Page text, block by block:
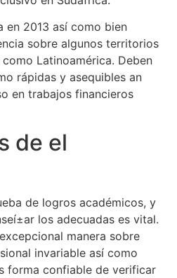
en 2013 así­ como bien
sobre algunos territorios
Latinoamérica. Deben
rápidas y asequibles an
en trabajos financieros
de el
de logros académicos, y
los adecuadas es vital.
manera sobre
invariable así­ como
forma confiable de verificar